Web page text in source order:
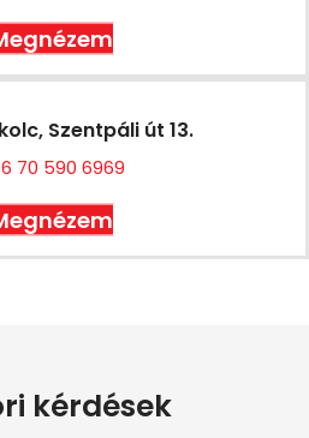
Szentpáli út 13.
70 590 6969
kérdések